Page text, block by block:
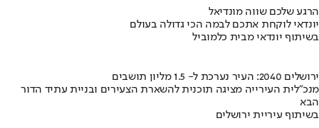
הרגע שלכם שווה מונדיאל
יונדאי לוקחת אתכם לבמה הכי גדולה בעולם
בשיתוף יונדאי מבית כלמוביל
ירושלים 2040: העיר נערכת ל- 1.5 מליון תושבים
מנכ"לית העירייה מציגה תוכנית להשארת הצעירים ובניית עתיד הדור
הבא
בשיתוף עיריית ירושלים